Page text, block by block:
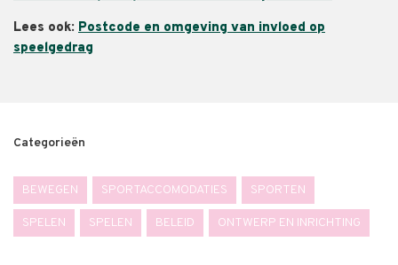
Lees ook: Postcode en omgeving van invloed op
speelgedrag
Categorieën
BEWEGEN SPORTACCOMODATIES SPORTEN
SPELEN SPELEN BELEID ONTWERP EN INRICHTING